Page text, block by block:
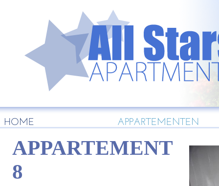
HOME APPARTEMENTEN
APPARTEMENT
8